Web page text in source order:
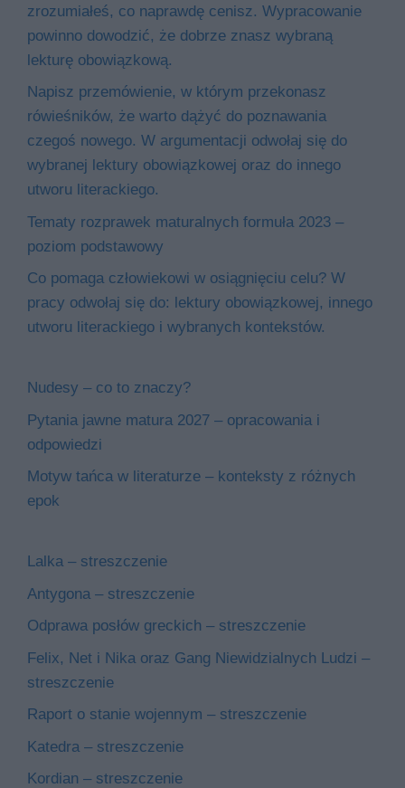
zrozumiałeś, co naprawdę cenisz. Wypracowanie
powinno dowodzić, że dobrze znasz wybraną
lekturę obowiązkową.
Napisz przemówienie, w którym przekonasz
rówieśników, że warto dążyć do poznawania
czegoś nowego. W argumentacji odwołaj się do
wybranej lektury obowiązkowej oraz do innego
utworu literackiego.
Tematy rozprawek maturalnych formuła 2023 –
poziom podstawowy
Co pomaga człowiekowi w osiągnięciu celu? W
pracy odwołaj się do: lektury obowiązkowej, innego
utworu literackiego i wybranych kontekstów.
Nudesy – co to znaczy?
Pytania jawne matura 2027 – opracowania i
odpowiedzi
Motyw tańca w literaturze – konteksty z różnych
epok
Lalka – streszczenie
Antygona – streszczenie
Odprawa posłów greckich – streszczenie
Felix, Net i Nika oraz Gang Niewidzialnych Ludzi –
streszczenie
Raport o stanie wojennym – streszczenie
Katedra – streszczenie
Kordian – streszczenie